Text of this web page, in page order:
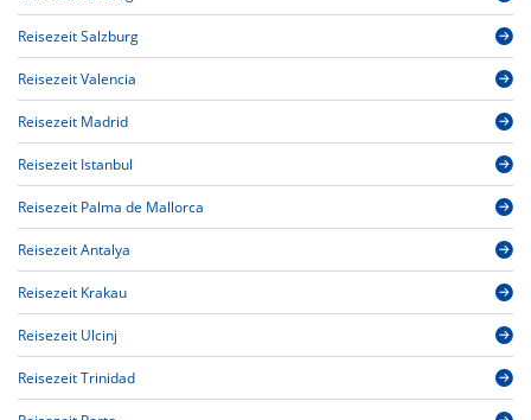
Reisezeit Salzburg
Reisezeit Valencia
Reisezeit Madrid
Reisezeit Istanbul
Reisezeit Palma de Mallorca
Reisezeit Antalya
Reisezeit Krakau
Reisezeit Ulcinj
Reisezeit Trinidad